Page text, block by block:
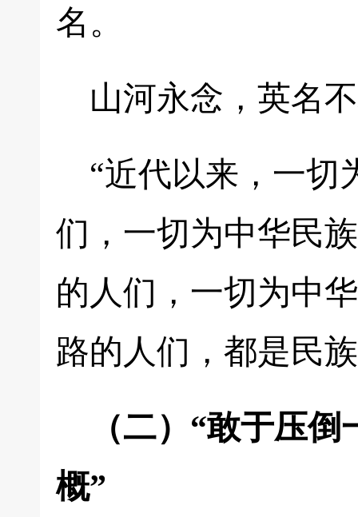
名。
山河永念，英名
“近代以来，一切
们，一切为中华民
的人们，一切为中
路的人们，都是民
（二）“敢于压
概”